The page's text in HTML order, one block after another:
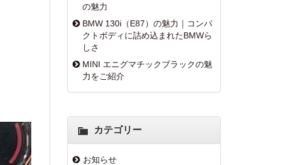
の魅力
BMW 130i（E87）の魅力｜コンパ
クトボディに詰め込まれたBMWら
しさ
MINI エニグマチックブラックの魅
力をご紹介
カテゴリー
お知らせ